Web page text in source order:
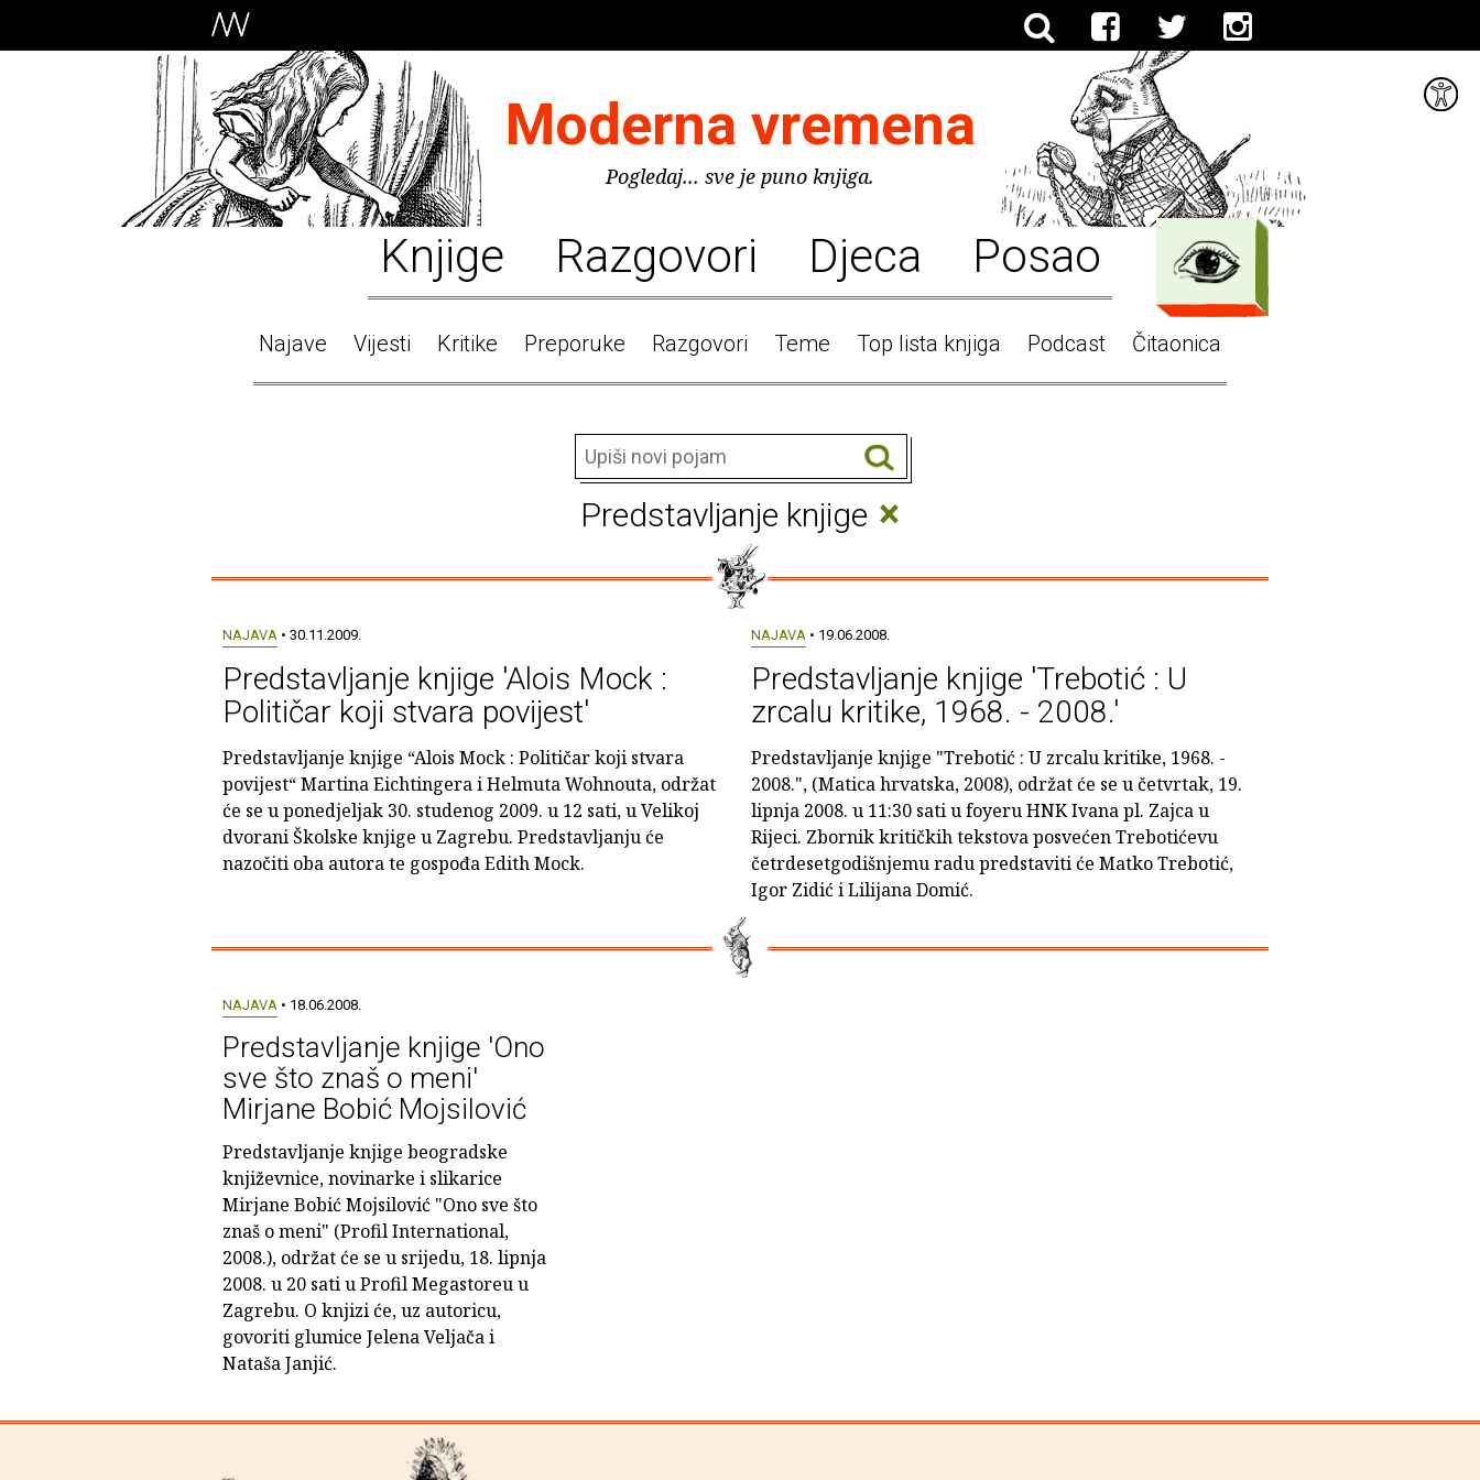
Moderna vremena
Pogledaj... sve je puno knjiga.
Knjige Razgovori Djeca Posao
Najave Vijesti Kritike Preporuke Razgovori Teme Top lista knjiga Podcast Čitaonica
Predstavljanje knjige ×
NAJAVA• 30.11.2009.
Predstavljanje knjige 'Alois Mock :
Političar koji stvara povijest'
Predstavljanje knjige “Alois Mock : Političar koji stvara
povijest“ Martina Eichtingera i Helmuta Wohnouta, održat
će se u ponedjeljak 30. studenog 2009. u 12 sati, u Velikoj
dvorani Školske knjige u Zagrebu. Predstavljanju će
nazočiti oba autora te gospođa Edith Mock.
NAJAVA• 19.06.2008.
Predstavljanje knjige 'Trebotić : U
zrcalu kritike, 1968. - 2008.'
Predstavljanje knjige "Trebotić : U zrcalu kritike, 1968. -
2008.", (Matica hrvatska, 2008), održat će se u četvrtak, 19.
lipnja 2008. u 11:30 sati u foyeru HNK Ivana pl. Zajca u
Rijeci. Zbornik kritičkih tekstova posvećen Trebotićevu
četrdesetgodišnjemu radu predstaviti će Matko Trebotić,
Igor Zidić i Lilijana Domić.
NAJAVA• 18.06.2008.
Predstavljanje knjige 'Ono
sve što znaš o meni'
Mirjane Bobić Mojsilović
Predstavljanje knjige beogradske
književnice, novinarke i slikarice
Mirjane Bobić Mojsilović "Ono sve što
znaš o meni" (Profil International,
2008.), održat će se u srijedu, 18. lipnja
2008. u 20 sati u Profil Megastoreu u
Zagrebu. O knjizi će, uz autoricu,
govoriti glumice Jelena Veljača i
Nataša Janjić.